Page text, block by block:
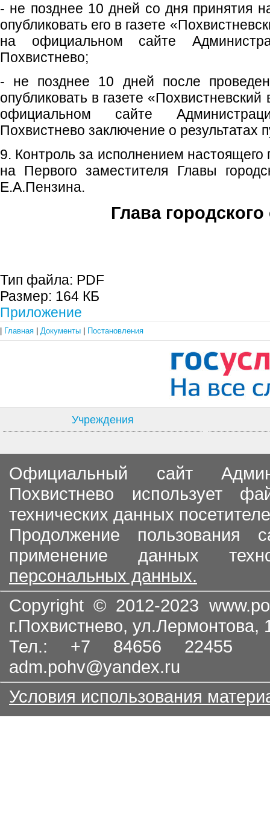
- не позднее 10 дней со дня принятия
опубликовать его в газете
на официальном сайте
Похвистнево;
- не позднее 10 дней после
опубликовать в газете
официальном сайте
Похвистнево заключение о результатах
9. Контроль за исполнением настоящего
на Первого заместителя Главы
Е.А.Пензина.
Глава городского
Тип файла: PDF
Размер: 164 КБ
Приложение
Главная Документы Постановления
Учреждения
Официальный сайт
Похвистнево использует
технических данных
Продолжение пользования
применение данных
персональных данных.
Copyright © 2012-2023
г.Похвистнево, ул.Лермонтова,
Тел.: +7 84656
adm.pohv@yandex.ru
Условия использования